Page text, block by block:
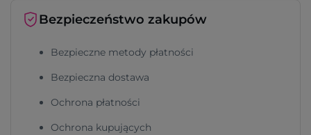
Bezpieczeństwo zakupów
Bezpieczne metody płatności
Bezpieczna dostawa
Ochrona płatności
Ochrona kupujących